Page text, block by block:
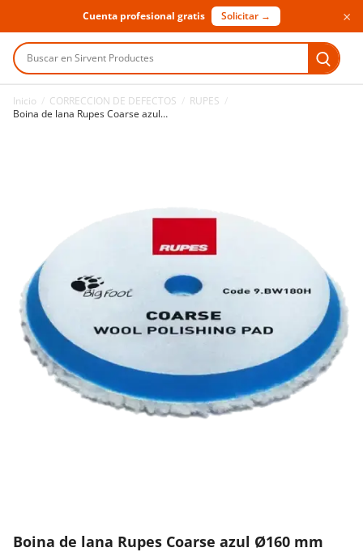
Cuenta profesional gratis Solicitar → ×
Buscar en Sirvent Productes
Inicio CORRECCION DE DEFECTOS RUPES
Boina de lana Rupes Coarse azul Ø160 mm
Boina de lana Rupes Coarse azul Ø160 mm